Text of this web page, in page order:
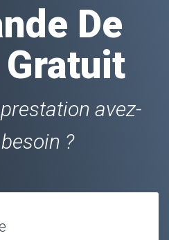
De
avez-
?